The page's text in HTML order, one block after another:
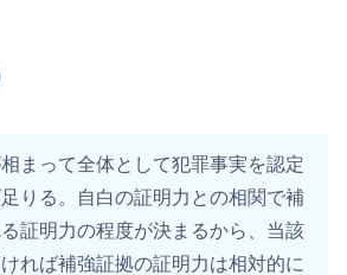
まって全体として犯罪事実を認定
りる。自白の証明力との相関で補
証明力の程度が決まるから、当該
れば補強証拠の証明力は相対的に